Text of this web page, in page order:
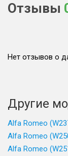
Отзывы
Нет отзывов о
Другие
Alfa Romeo
Alfa Romeo
Alfa Romeo